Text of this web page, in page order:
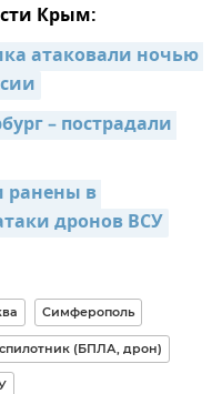
Крым:
атаковали ночью
– пострадали
ранены в
дронов ВСУ
Симферополь
(БПЛА, дрон)